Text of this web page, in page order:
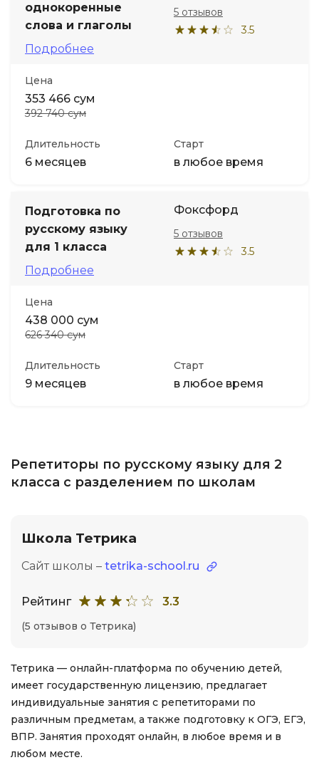
однокоренные
слова и глаголы
Подробнее
3.5
5 отзывов
Цена
353 466 сум
392 740 сум
Длительность
6 месяцев
Старт
в любое время
Подготовка по
русскому языку
для 1 класса
Подробнее
Фоксфорд
3.5
5 отзывов
Цена
438 000 сум
626 340 сум
Длительность
9 месяцев
Старт
в любое время
Репетиторы по русскому языку для 2
класса с разделением по школам
Школа Тетрика
Сайт школы – tetrika-school.ru
Рейтинг 3.3
(5 отзывов о Тетрика)
Тетрика — онлайн-платформа по обучению детей,
имеет государственную лицензию, предлагает
индивидуальные занятия с репетиторами по
различным предметам, а также подготовку к ОГЭ, ЕГЭ,
ВПР. Занятия проходят онлайн, в любое время и в
любом месте.